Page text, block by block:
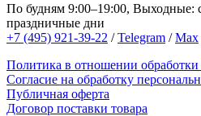
По будням 9:00–19:00, Выходные:
праздничные дни
+7 (495) 921-39-22 /Telegram /Max
Политика в отношении
Согласие на обработку
Публичная оферта
Договор поставки товара